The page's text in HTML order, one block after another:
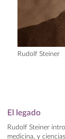
Rudolf Steiner
El legado
Rudolf Steiner
medicina, y